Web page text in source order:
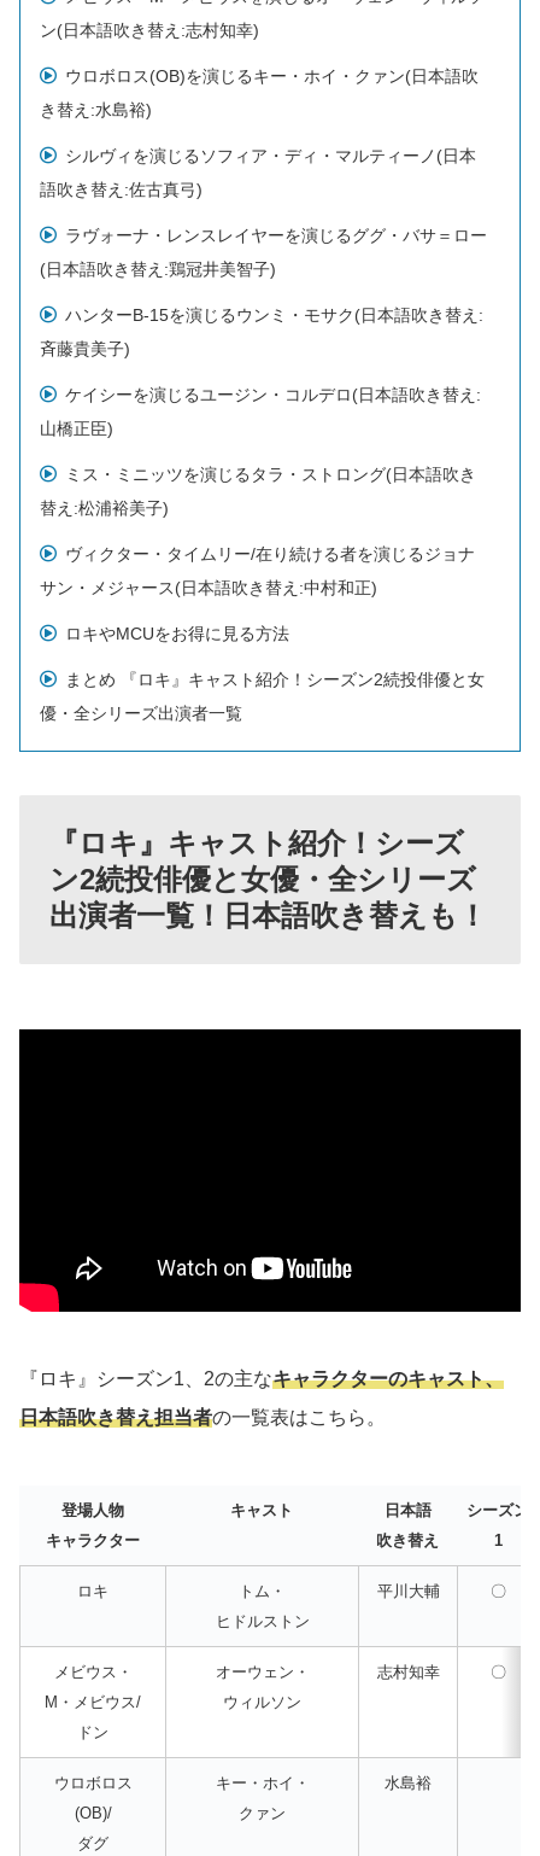
ン(日本語吹き替え:志村知幸)
ウロボロス(OB)を演じるキー・ホイ・クァン(日本語吹
き替え:水島裕)
シルヴィを演じるソフィア・ディ・マルティーノ(日本
語吹き替え:佐古真弓)
ラヴォーナ・レンスレイヤーを演じるググ・バサ＝ロー
(日本語吹き替え:鶏冠井美智子)
ハンターB-15を演じるウンミ・モサク(日本語吹き替え:
斉藤貴美子)
ケイシーを演じるユージン・コルデロ(日本語吹き替え:
山橋正臣)
ミス・ミニッツを演じるタラ・ストロング(日本語吹き
替え:松浦裕美子)
ヴィクター・タイムリー/在り続ける者を演じるジョナ
サン・メジャース(日本語吹き替え:中村和正)
ロキやMCUをお得に見る方法
まとめ 『ロキ』キャスト紹介！シーズン2続投俳優と女
優・全シリーズ出演者一覧
『ロキ』キャスト紹介！シーズ
ン2続投俳優と女優・全シリーズ
出演者一覧！日本語吹き替えも！
『ロキ』シーズン1、2の主なキャラクターのキャスト、
日本語吹き替え担当者の一覧表はこちら。
登場人物
キャラクター
キャスト
日本語
吹き替え
シーズン
1
ロキ
トム・
ヒドルストン
平川大輔 〇
メビウス・
M・メビウス/
ドン
オーウェン・
ウィルソン
志村知幸 〇
ウロボロス
(OB)/
ダグ
キー・ホイ・
クァン
水島裕